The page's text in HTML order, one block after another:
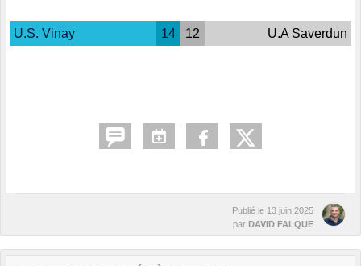
U.S. Vinay 14 12 U.A Saverdun
Publié le 13 juin 2025
par DAVID FALQUE